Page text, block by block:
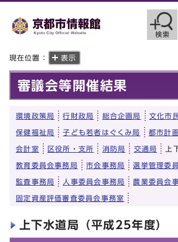
現在位置： 表示
審議会等開催結果
環境政策局 行財政局 総合企画局 文化市
保健福祉局 子ども若者はぐくみ局 都市計
会計室 区役所・支所 消防局 交通局 上
教育委員会事務局 市会事務局 選挙管理委
監査事務局 人事委員会事務局 農業委員会
固定資産評価審査委員会事務室
上下水道局（平成25年度）